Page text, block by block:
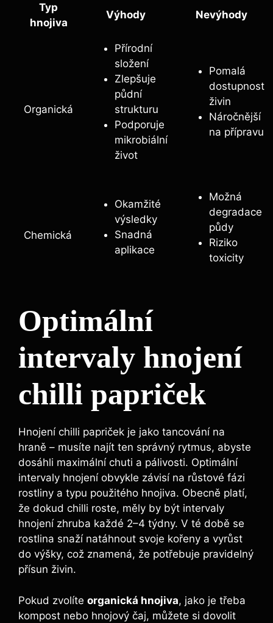
Typ
hnojiva
Výhody Nevýhody
Organická
Přírodní
složení
Zlepšuje⁤
půdní
strukturu
Podporuje
mikrobiální
život
Pomalá
dostupnost‌
živin
Náročnější
na přípravu
Chemická
Okamžité
výsledky
Snadná
aplikace
Možná
degradace
půdy
Riziko
toxicity
Optimální
intervaly hnojení​
chilli ​papriček
Hnojení chilli papriček je ⁣jako tancování na
hraně – musíte najít ten správný⁢ rytmus, abyste
dosáhli maximální chuti a pálivosti. Optimální‌
intervaly hnojení ⁣obvykle závisí‍ na růstové fázi​
rostliny a typu použitého hnojiva. Obecně platí,
že ⁢dokud chilli roste, měly by být intervaly
hnojení zhruba každé 2–4 ‍týdny. V té době se
rostlina snaží natáhnout svoje kořeny‌ a vyrůst
⁣do výšky, což znamená, že⁤ potřebuje ⁢pravidelný⁤
přísun‌ živin.
Pokud zvolíte⁢ organická hnojiva, jako je třeba‌
kompost⁢ nebo​ hnojový čaj,⁢ můžete‌ si ⁢dovolit⁣